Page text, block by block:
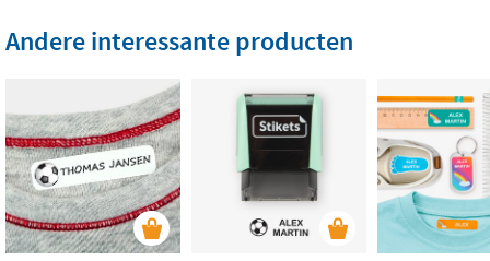
Andere interessante producten